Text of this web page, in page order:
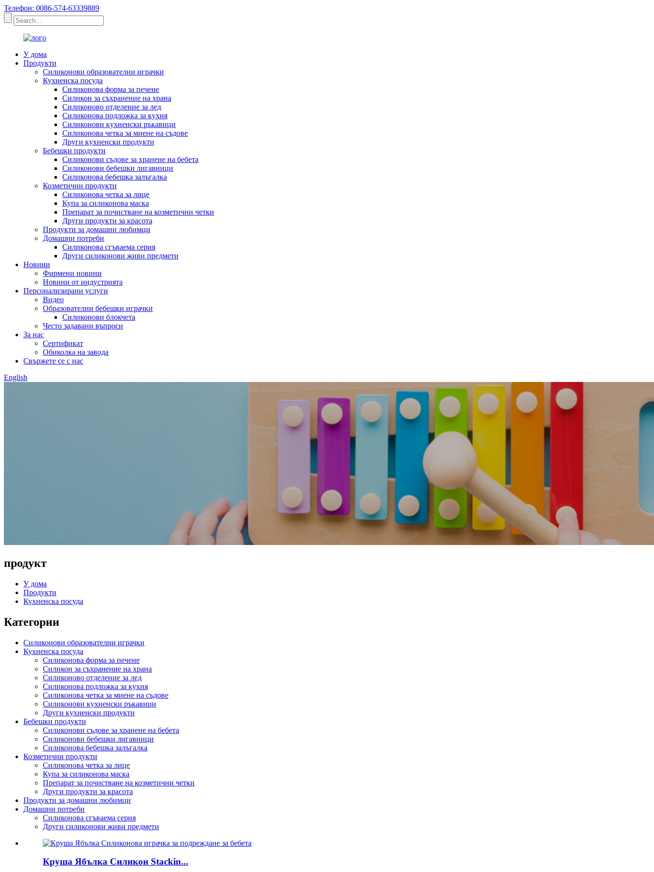
Телефон: 0086-574-63339889
У дома
Продукти
Силиконови образователни играчки
Кухненска посуда
Силиконова форма за печене
Силикон за съхранение на храна
Силиконово отделение за лед
Силиконова подложка за кухня
Силиконови кухненски ръкавици
Силиконова четка за миене на съдове
Други кухненски продукти
Бебешки продукти
Силиконови съдове за хранене на бебета
Силиконови бебешки лигавници
Силиконова бебешка залъгалка
Козметични продукти
Силиконова четка за лице
Купа за силиконова маска
Препарат за почистване на козметични четки
Други продукти за красота
Продукти за домашни любимци
Домашни потреби
Силиконова сгъваема серия
Други силиконови живи предмети
Новини
Фирмени новини
Новини от индустрията
Персонализирани услуги
Видео
Образователни бебешки играчки
Силиконови блокчета
Често задавани въпроси
За нас
Сертификат
Обиколка на завода
Свържете се с нас
English
продукт
У дома
Продукти
Кухненска посуда
Категории
Силиконови образователни играчки
Кухненска посуда
Силиконова форма за печене
Силикон за съхранение на храна
Силиконово отделение за лед
Силиконова подложка за кухня
Силиконова четка за миене на съдове
Силиконови кухненски ръкавици
Други кухненски продукти
Бебешки продукти
Силиконови съдове за хранене на бебета
Силиконови бебешки лигавници
Силиконова бебешка залъгалка
Козметични продукти
Силиконова четка за лице
Купа за силиконова маска
Препарат за почистване на козметични четки
Други продукти за красота
Продукти за домашни любимци
Домашни потреби
Силиконова сгъваема серия
Други силиконови живи предмети
Круша Ябълка Силикон Stackin...